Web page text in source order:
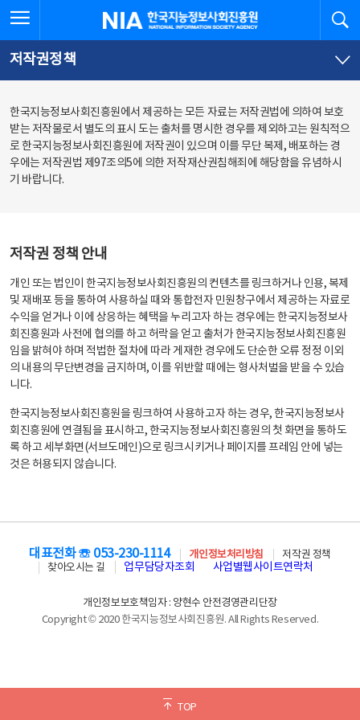
문
로
가
체
뉴
바
가
한국지능정보사회진흥원
저작권정책
한국지능정보사회진흥원에서 제공하는 모든 자료는 저작권법에 의하여 보호
받는 저작물로서 별도의 표시 도는 출처를 명시한 경우를 제외하고는 원칙적으
로 한국지능정보사회진흥원에 저작권이 있으며 이를 무단 복제, 배포하는 경
우에는 저작권법 제97조의5에 의한 저작재산권침해죄에 해당함을 유념하시
기 바랍니다.
저작권 정책 안내
개인 또는 법인이 한국지능정보사회진흥원의 컨텐츠를 링크하거나 인용, 복제
및 재배포 등을 통하여 사용하실 때와 통합전자 민원창구에서 제공하는 자료로
수익을 얻거나 이에 상응하는 혜택을 누리고자 하는 경우에는 한국지능정보사
회진흥원과 사전에 협의를 하고 허락을 얻고 출처가 한국지능정보사회진흥원
임을 밝혀야 하며 적법한 절차에 따라 게재한 경우에도 단순한 오류 정정 이외
의 내용의 무단변경을 금지하며, 이를 위반할 때에는 형사처벌을 받을 수 있습
니다.
한국지능정보사회진흥원을 링크하여 사용하고자 하는 경우, 한국지능정보사
회진흥원에 연결됨을 표시하고, 한국지능정보사회진흥원의 첫 화면을 통하도
록 하고 세부화면(서브도메인)으로 링크시키거나 페이지를 프레임 안에 넣는
것은 허용되지 않습니다.
TOP
대표전화 ☏ 053-230-1114 개인정보처리방침
저작권 정책
찾아오시는 길
업무담당자조회 사업별웹사이트연락처
개인정보보호책임자 : 양현수 안전경영관리단장
Copyright © 2020 한국지능정보사회진흥원. All Rights Reserved.